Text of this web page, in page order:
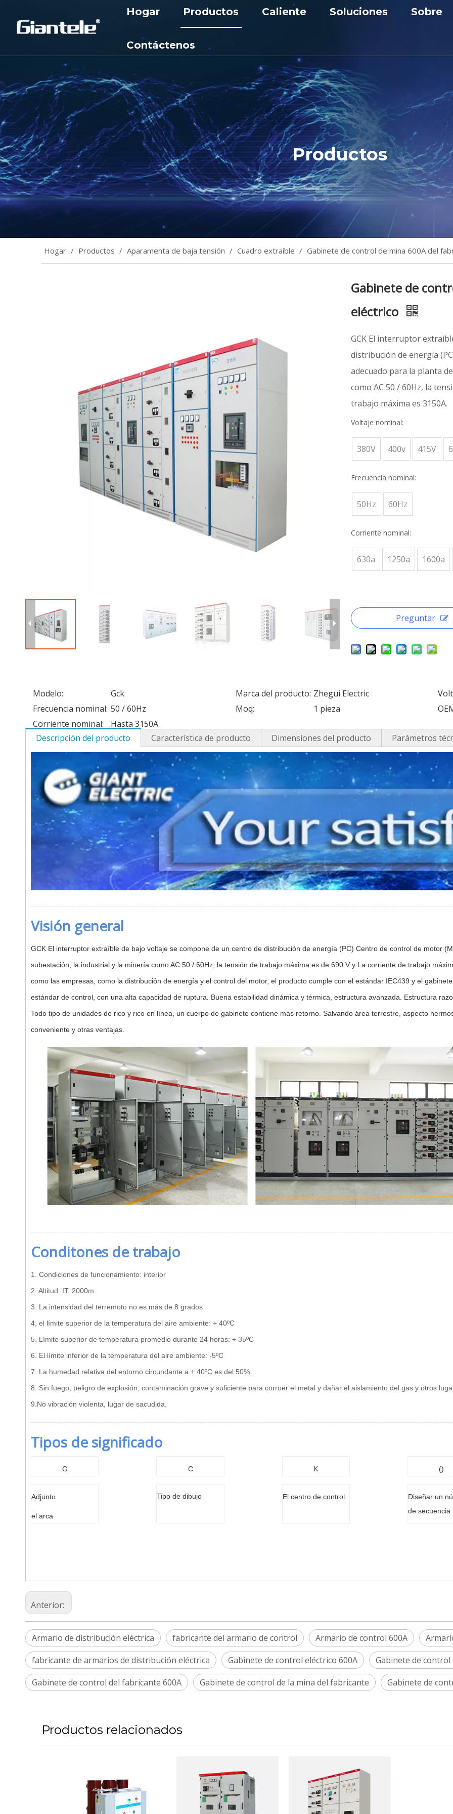
Hogar Productos
Aparamenta de media tensión
Transformador
Cortacircuitos
Reactor de condensador
Gabinete de panel de CC
Subestación Prefabricada
Caliente
Disyuntor de vacío
Banco de condensadores
Unidad principal de anillo
Soluciones
Personalización
Sobre
Noticias
Contáctenos
Productos
Hogar / Productos / Aparamenta de baja tensión / Cuadro extraíble / Gabinete de control de mina 600A del
Gabinete de
eléctrico
GCK El interruptor
distribución de energía
adecuado para la planta
como AC 50 / 60Hz, la
trabajo máxima es 3150A.
Voltaje nominal:
380V 400v 415V
Frecuencia nominal:
50Hz 60Hz
Corriente nominal:
630a 1250a 1600a
Preguntar
Modelo: Gck Marca del producto: Zhegui Electric
Frecuencia nominal: 50 / 60Hz Moq: 1 pieza
Corriente nominal:
Hasta 3150A
Descripción del producto
Característica de producto Dimensiones del producto Parámetros
Visión general
GCK El interruptor extraíble de bajo voltaje se compone de un centro de distribución de energía (PC) Centro de control de motor
subestación, la industrial y la minería como AC 50 / 60Hz, la tensión de trabajo máxima es de 690 V y La corriente de trabajo
como las empresas, como la distribución de energía y el control del motor, el producto cumple con el estándar IEC439 y el
estándar de control, con una alta capacidad de ruptura. Buena estabilidad dinámica y térmica, estructura avanzada. Estructura
Todo tipo de unidades de rico y rico en línea, un cuerpo de gabinete contiene más retorno. Salvando área terrestre, aspecto
conveniente y otras ventajas.
Conditones de trabajo
1. Condiciones de funcionamiento: interior
2. Altitud: IT: 2000m
3. La intensidad del terremoto no es más de 8 grados.
4, el límite superior de la temperatura del aire ambiente: + 40ºC
5. Límite superior de temperatura promedio durante 24 horas: + 35ºC
6. El límite inferior de la temperatura del aire ambiente: -5ºC
7. La humedad relativa del entorno circundante a + 40ºC es del 50%.
8. Sin fuego, peligro de explosión, contaminación grave y suficiente para corroer el metal y dañar el aislamiento del gas y otros
9.No vibración violenta, lugar de sacudida.
Tipos de significado
G C K ()
Adjunto
el arca
Tipo de dibujo El centro de control.
Diseñar un
de secuencia
Anterior:
Armario de distribución eléctrica fabricante del armario de control Armario de control 600A
fabricante de armarios de distribución eléctrica
Gabinete de control eléctrico 600A
Gabinete de control
Gabinete de control del fabricante 600A
Gabinete de control de la mina del fabricante Gabinete de
Productos relacionados